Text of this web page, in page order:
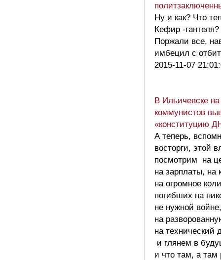
Ну и как? Что
Кефир -гантеля?
Поржали все,
имбецил с
2015-11-07
В Ильичевске
коммунистов
«конституцию
А теперь,
восторги, этой
посмотрим на
на зарплаты, на
на огромное
погибших на
не нужной войне,
на
на технический
и глянем в
и что там, а там